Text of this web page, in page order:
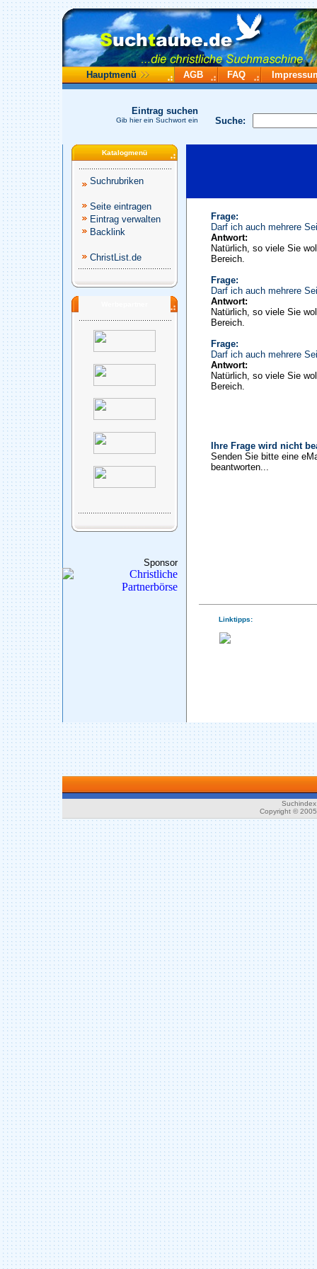
Hauptmenü AGB FAQ
Suche:
Eintrag suchen
Gib hier ein Suchwort ein
Katalogmenü
Suchrubriken
Seite eintragen
Eintrag verwalten
Backlink
ChristList.de
Sponsor
Frage:
Darf ich auch mehrere
Antwort:
Natürlich, so viele Sie
Bereich.
Frage:
Darf ich auch mehrere
Antwort:
Natürlich, so viele Sie
Bereich.
Frage:
Darf ich auch mehrere
Antwort:
Natürlich, so viele Sie
Bereich.
Ihre Frage wird nicht
Senden Sie bitte eine
beantworten...
Linktipps:
Copyright ©